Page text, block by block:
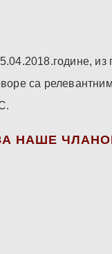
са
ЗА НАШЕ